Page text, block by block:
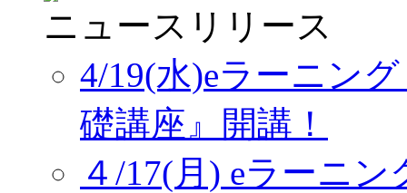
ニュースリリース
4/19(水)eラーニン
礎講座』開講！
４/17(月) eラーニ